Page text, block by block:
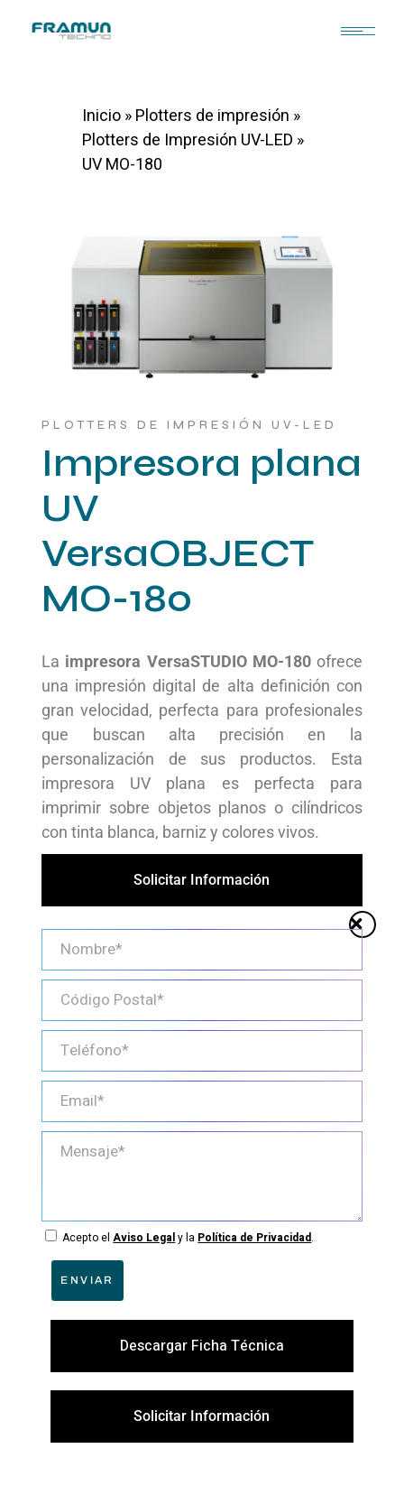
Inicio»Plotters de impresión »
Plotters de Impresión UV-LED »
UV MO-180
PLOTTERS DE IMPRESIÓN UV-LED
Impresora plana
UV
VersaOBJECT
MO-180
La impresora VersaSTUDIO MO-180ofrece
una impresión digital de alta definición con
gran velocidad, perfecta para profesionales
que buscan alta precisión en la
personalización de sus productos. Esta
impresora UV plana es perfecta para
imprimir sobre objetos planos o cilíndricos
con tinta blanca, barniz y colores vivos.
Solicitar Información
Acepto elAviso Legaly la Política de Privacidad.
ENVIAR
Descargar Ficha Técnica
Solicitar Información